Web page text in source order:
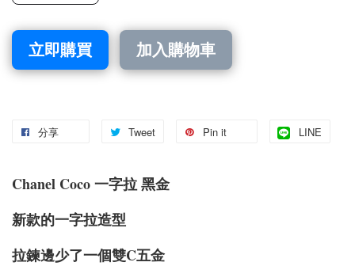
立即購買 加入購物車
分享 Tweet Pin it LINE
Chanel Coco 一字拉 黑金
新款的一字拉造型
拉鍊邊少了一個雙C五金